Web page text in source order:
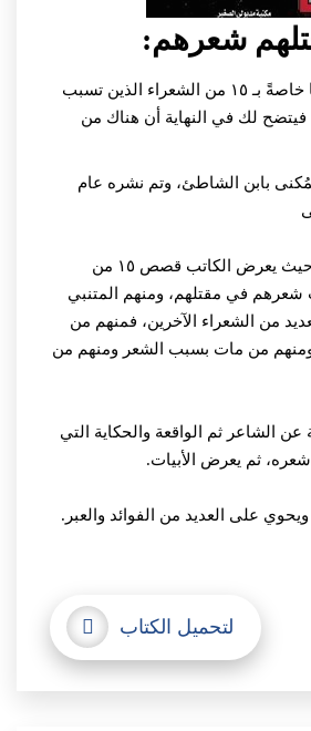
يتناول الكتاب قصصًا خاصةً بـ ١٥ من الشعراء الذين تسبب
لك في النهاية أن هناك من
بابن الشاطئ، وتم نشره عام
ومن الشعر ما قتل، حيث يعرض الكاتب قصص ١٥ من
شعرهم في مقتلهم، ومنهم المتنبي
من الشعراء الآخرين، فمنهم من
من مات بسبب الشعر ومنهم من
الشاعر ثم الواقعة والحكاية التي
ثم يعرض الأبيات.
على العديد من الفوائد والعبر.
لتحميل الكتاب